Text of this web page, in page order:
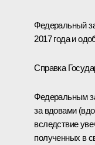
Федеральный
2017 года и
Справка
Федеральным
за вдовами
вследствие
полученных в